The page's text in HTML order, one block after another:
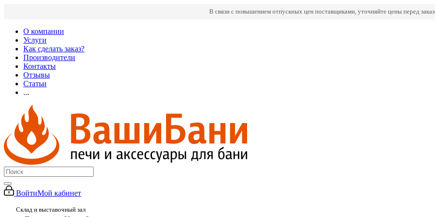
В связи с повышением отпускных цен поставщиками, уточняйте цены перед
О компании
Услуги
Как сделать заказ?
Производители
Контакты
Отзывы
Статьи
...
ВойтиМой кабинет
Склад и выставочный зал